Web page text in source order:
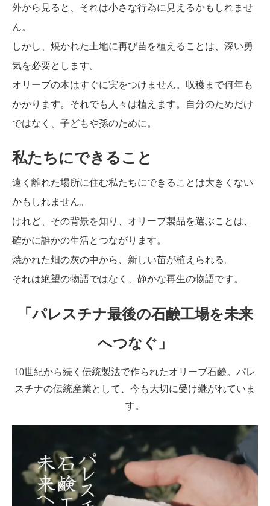
外から見ると、それは小さな行為に見えるかもしれませ
ん。
しかし、焼かれた土地に再び苗を植えることは、深い勇
気を必要とします。
オリーブの木はすぐに実をつけません。収穫まで何年も
かかります。それでも人々は植えます。自分のためだけ
ではなく、子どもや孫のために。
私たちにできること
遠く離れた場所に住む私たちにできることは大きくない
かもしれません。
けれど、その背景を知り、オリーブ製品を選ぶことは、
確かに誰かの生活とつながります。
焼かれた畑の灰の中から、新しい苗が植えられる。
それは絶望の物語ではなく、静かな再生の物語です。
「パレスチナ最後の石鹸工場を未来
へつなぐ」
10世紀から続く伝統製法で作られたオリーブ石鹸。パレ
スチナの伝統産業として、今も大切に受け継がれていま
す。